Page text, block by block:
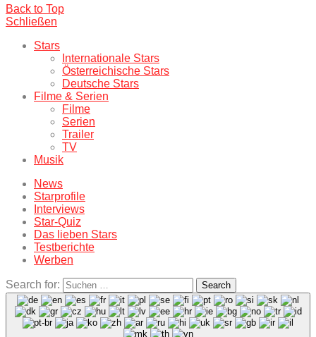
Back to Top
Schließen
Stars
Internationale Stars
Österreichische Stars
Deutsche Stars
Filme & Serien
Filme
Serien
Trailer
TV
Musik
News
Starprofile
Interviews
Star-Quiz
Das lieben Stars
Testberichte
Werben
Search for: Search